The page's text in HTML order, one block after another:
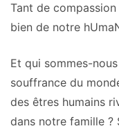
Tant de
bien de notre
Et qui sommes-
souffrance du
des êtres humains
dans notre famille ?